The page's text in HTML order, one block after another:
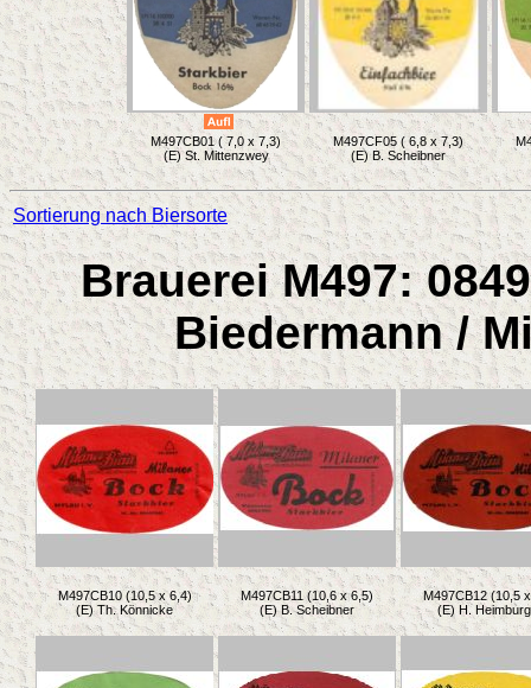
M497CB01 ( 7,0 x 7,3)
(E) St. Mittenzwey
M497CF05 ( 6,8 x 7,3)
(E) B. Scheibner
Sortierung nach Biersorte
Brauerei M497:
Biedermann /
M497CB10 (10,5 x 6,4)
(E) Th. Könnicke
M497CB11 (10,6 x 6,5)
(E) B. Scheibner
M497CB12 (10,5
(E) H.